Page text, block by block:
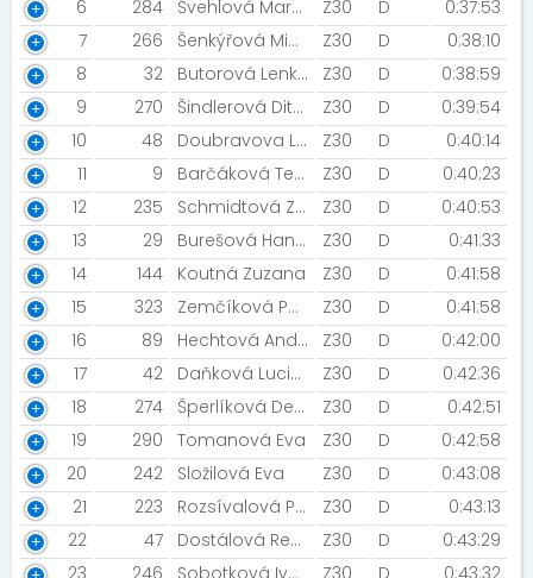
6
284 Švehlová Markéta Z30 D
0:37:53
7
266 Šenkýřová Michaela Z30 D
0:38:10
8
32 Butorová Lenka [EXTRA Brno] Z30 D
0:38:59
9
270 Šindlerová Dita [SVVAT] Z30 D
0:39:54
10
48 Doubravova Lenka Z30 D
0:40:14
11
9 Barčáková Terezie [Cvilínské schody] Z30 D
0:40:23
12
235 Schmidtová Zuzana [EXTRA Brno] Z30 D
0:40:53
13
29 Burešová Hana [ČOV Expert Racing] Z30 D
0:41:33
14
144 Koutná Zuzana Z30 D
0:41:58
15
323 Zemčíková Petra Z30 D
0:41:58
16
89 Hechtová Andrea [Táňandy] Z30 D
0:42:00
17
42 Daňková Lucie [Trpaslíci] Z30 D
0:42:36
18
274 Šperlíková Denisa Z30 D
0:42:51
19
290 Tomanová Eva Z30 D
0:42:58
20
242 Složilová Eva Z30 D
0:43:08
21
223 Rozsívalová Pavla Z30 D
0:43:13
22
47 Dostálová Renata Z30 D
0:43:29
23
246 Sobotková Iva [(R)UNISáci] Z30 D 0:43:32